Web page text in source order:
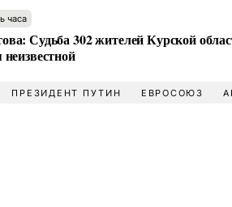
часа
Судьба 302 жителей Курской
неизвестной
ПРЕЗИДЕНТ ПУТИН ЕВРОСОЮЗ